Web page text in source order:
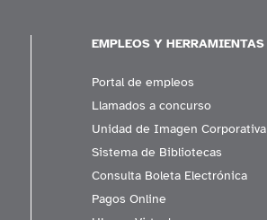
EMPLEOS Y HERRAMIENTAS
Portal de empleos
Llamados a concurso
Unidad de Imagen Corporativa
Sistema de Bibliotecas
Consulta Boleta Electrónica
Pagos Online